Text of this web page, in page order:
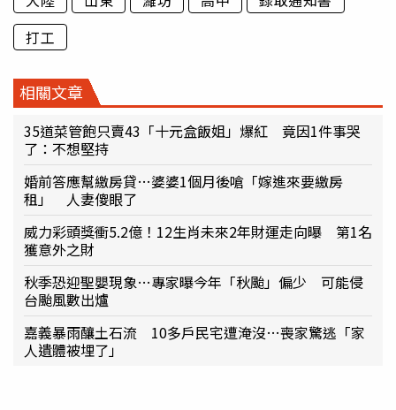
打工
相關文章
35道菜管飽只賣43「十元盒飯姐」爆紅 竟因1件事哭
了：不想堅持
婚前答應幫繳房貸…婆婆1個月後嗆「嫁進來要繳房
租」 人妻傻眼了
威力彩頭獎衝5.2億！12生肖未來2年財運走向曝 第1名
獲意外之財
秋季恐迎聖嬰現象…專家曝今年「秋颱」偏少 可能侵
台颱風數出爐
嘉義暴雨釀土石流 10多戶民宅遭淹沒…喪家驚逃「家
人遺體被埋了」